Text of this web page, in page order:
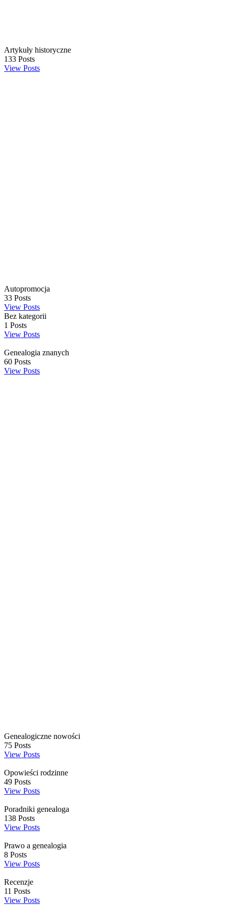
Artykuły historyczne
133 Posts
View Posts
Autopromocja
33 Posts
View Posts
Bez kategorii
1 Posts
View Posts
Genealogia znanych
60 Posts
View Posts
Genealogiczne nowości
75 Posts
View Posts
Opowieści rodzinne
49 Posts
View Posts
Poradniki genealoga
138 Posts
View Posts
Prawo a genealogia
8 Posts
View Posts
Recenzje
11 Posts
View Posts